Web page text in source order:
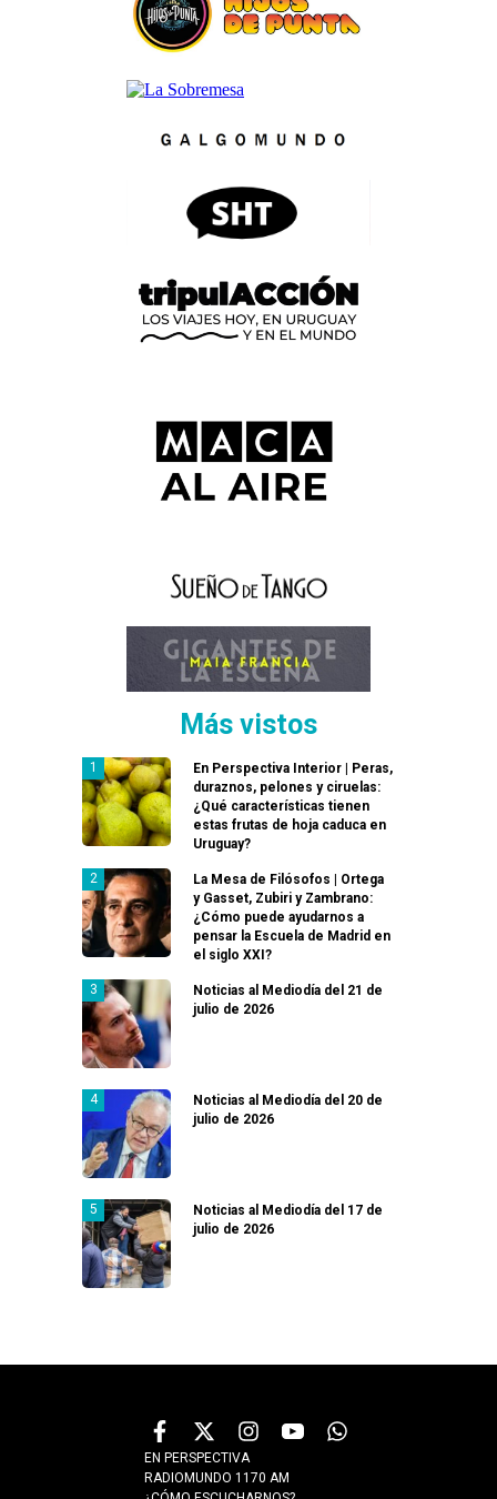
Más vistos
En Perspectiva Interior | Peras,
duraznos, pelones y ciruelas:
¿Qué características tienen
estas frutas de hoja caduca en
Uruguay?
La Mesa de Filósofos | Ortega
y Gasset, Zubiri y Zambrano:
¿Cómo puede ayudarnos a
pensar la Escuela de Madrid en
el siglo XXI?
Noticias al Mediodía del 21 de
julio de 2026
Noticias al Mediodía del 20 de
julio de 2026
Noticias al Mediodía del 17 de
julio de 2026
EN PERSPECTIVA
RADIOMUNDO 1170 AM